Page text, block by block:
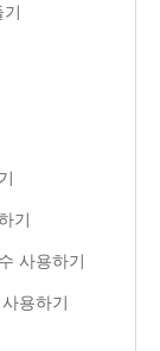
기
사용하기
용하기